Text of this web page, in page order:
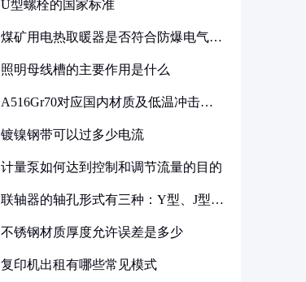
U型螺栓的国家标准
煤矿用电热取暖器是否符合防爆电气设
照明母线槽的主要作用是什么
A516Gr70对应国内材质及低温冲击要
镀镍钢带可以过多少电流
计量泵如何达到控制和调节流量的目的
联轴器的轴孔形式有三种：Y型、J型、
不锈钢材质厚度允许误差是多少
复印机出租有哪些常见模式